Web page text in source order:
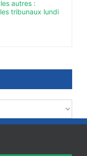
autres :
tribunaux lundi